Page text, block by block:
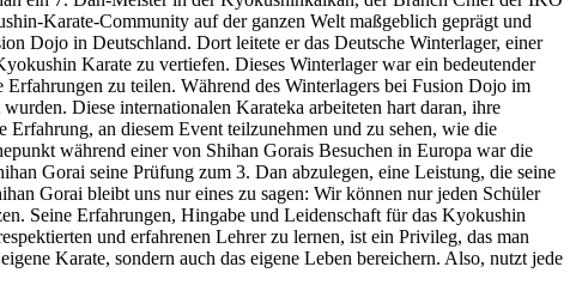
Karate-Community auf der ganzen Welt maßgeblich geprägt und
Dojo in Deutschland. Dort leitete er das Deutsche Winterlager, einer
Karate zu vertiefen. Dieses Winterlager war ein bedeutender
zu teilen. Während des Winterlagers bei Fusion Dojo im
Diese internationalen Karateka arbeiteten hart daran, ihre
an diesem Event teilzunehmen und zu sehen, wie die
während einer von Shihan Gorais Besuchen in Europa war die
Gorai seine Prüfung zum 3. Dan abzulegen, eine Leistung, die seine
Gorai bleibt uns nur eines zu sagen: Wir können nur jeden Schüler
Seine Erfahrungen, Hingabe und Leidenschaft für das Kyokushin
und erfahrenen Lehrer zu lernen, ist ein Privileg, das man
Karate, sondern auch das eigene Leben bereichern. Also, nutzt jede